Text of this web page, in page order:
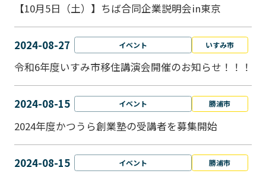
【10月5日（土）】ちば合同企業説明会in東京
2024-08-27 イベント いすみ市
令和6年度いすみ市移住講演会開催のお知らせ！！！
2024-08-15 イベント 勝浦市
2024年度かつうら創業塾の受講者を募集開始
2024-08-15 イベント 勝浦市